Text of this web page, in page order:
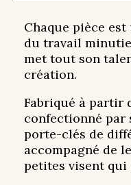
Chaque pièce
du travail
met tout son
création.
Fabriqué à partir
confectionné par
porte-clés de
accompagné de
petites visent qui